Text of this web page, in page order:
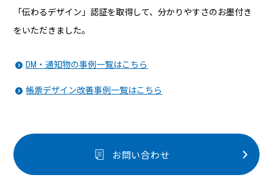
「伝わるデザイン」認証を取得して、分かりやすさのお墨付き
をいただきました。
DM・通知物の事例一覧はこちら
帳票デザイン改善事例一覧はこちら
お問い合わせ